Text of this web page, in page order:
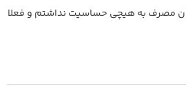
مصرف به هیچی حساسیت نداشتم و فعلا